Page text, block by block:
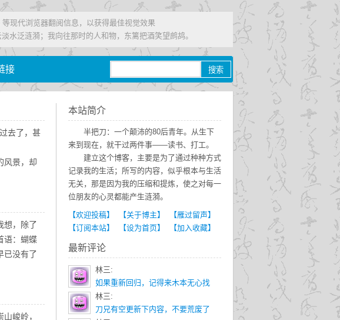
等现代浏览器翻阅信息，以获得最佳视觉效果
水泛涟漪；我向往那时的人和物，东篱把酒笑望鹧鸪。
接
去了，甚
风景，却
己。明
此故作坚
一年。
想，除了
语：蝴蝶
已没有了
丽动
思念，
峻岭，
本站简介
半把刀：一个颠沛的80后青年。从生下
来到现在，就干过两件事——读书、打工。
建立这个博客，主要是为了通过种种方式
记录我的生活；所写的内容，似乎根本与生活
无关，那是因为我的压缩和提炼，使之对每一
位朋友的心灵都能产生涟漪。
【欢迎投稿】 【关于博主】
【雁过留声】
【订阅本站】
【设为首页】 【加入收藏】
最新评论
林三:
如果重新回归，记得来木本无心找
林三:
刀兄有空更新下内容，不要荒废了